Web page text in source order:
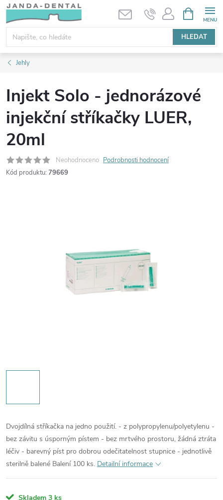
Přejít
obsah
HLEDAT
NÁKUPNÍ
KOŠÍK
Jehly
Injekt Solo - jednorázové
injekční stříkačky LUER,
20ml
Neohodnoceno Podrobnosti hodnocení
Kód produktu: 79669
Dvojdílná stříkačka na jedno použití. - z polypropylenu/polyetylenu -
bez závitu s úsporným pístem - bez mrtvého prostoru, žádná ztráta
léčiv - barevný píst pro dobrou odečitatelnost stupnice - jednotlivě
sterilně balené Balení 100 ks. Detailní informace
Skladem 3 ks